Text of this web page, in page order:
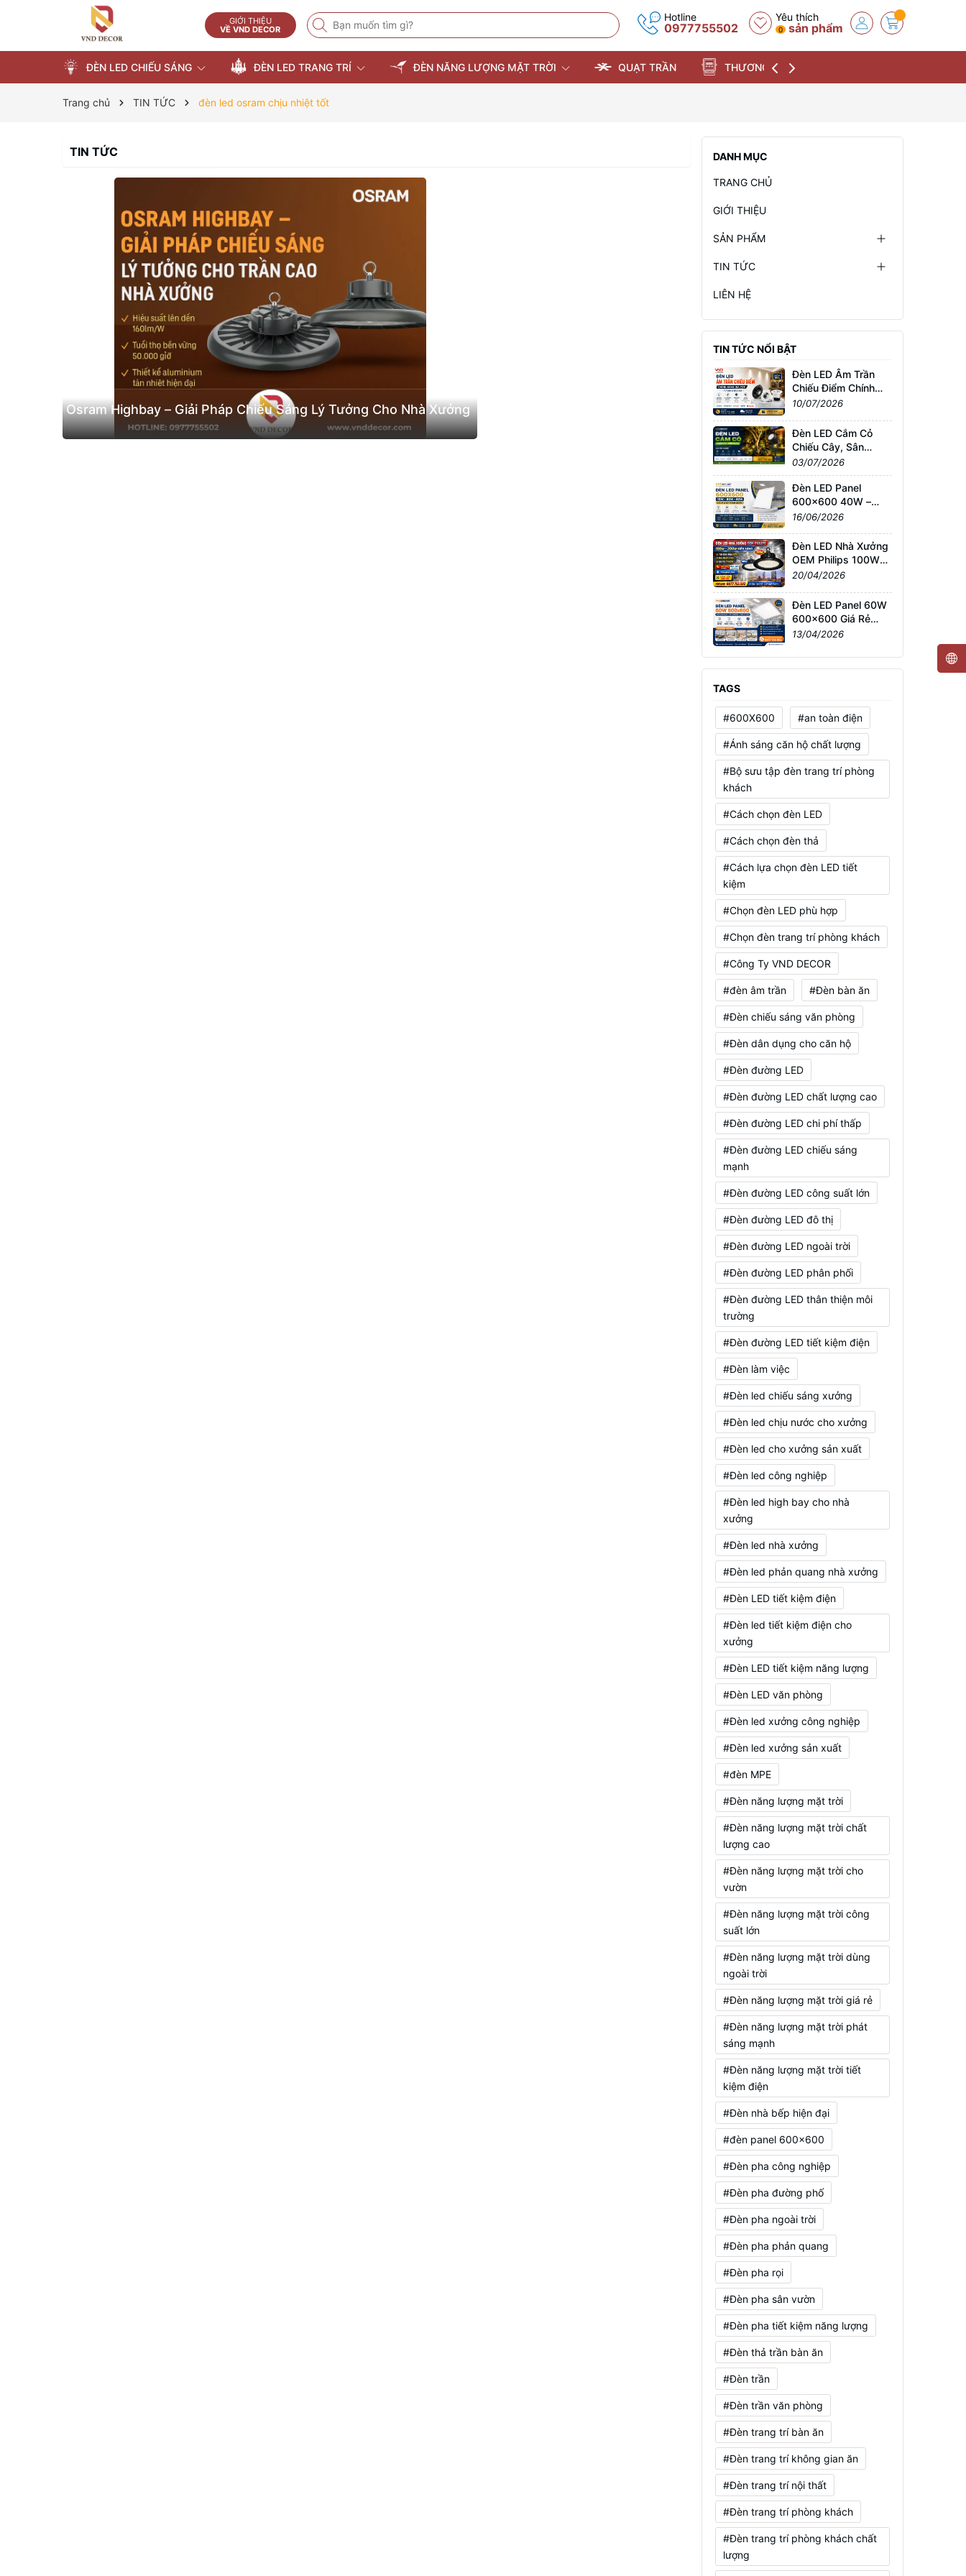
GIỚI THIỆU
VỀ VND DECOR
Hotline
0977755502
Yêu thích
0 sản phẩm
ĐÈN LED CHIẾU SÁNG ĐÈN LED TRANG TRÍ ĐÈN NĂNG LƯỢNG MẶT TRỜI QUẠT TRẦN THƯƠNG HIỆU
Trang chủ TIN TỨC đèn led osram chịu nhiệt tốt
TIN TỨC
Osram Highbay – Giải Pháp Chiếu Sáng Lý Tưởng Cho Nhà Xưởng
DANH MỤC
TRANG CHỦ
GIỚI THIỆU
SẢN PHẨM
TIN TỨC
LIÊN HỆ
TIN TỨC NỔI BẬT
Đèn LED Âm Trần
Chiếu Điểm Chính
Hãng Giá Tốt | Tư
10/07/2026
Đèn LED Cắm Cỏ
Chiếu Cây, Sân
Vườn Giá Tốt –
Chống Nước IP65,
Bảo Hành Chính
Hãng
03/07/2026
Đèn LED Panel
600x600 40W –
60W – 80W Giá Sỉ &
16/06/2026
Đèn LED Nhà Xưởng
OEM Philips 100W–
200W Siêu Sáng –
Hành 3 Năm
20/04/2026
Đèn LED Panel 60W
600x600 Giá Rẻ
TPHCM – Sáng
13/04/2026
TAGS
#600X600 #an toàn điện
#Ánh sáng căn hộ chất lượng
#Bộ sưu tập đèn trang trí phòng
khách
#Cách chọn đèn LED
#Cách chọn đèn thả
#Cách lựa chọn đèn LED tiết
kiệm
#Chọn đèn LED phù hợp
#Chọn đèn trang trí phòng khách
#Công Ty VND DECOR
#đèn âm trần #Đèn bàn ăn
#Đèn chiếu sáng văn phòng
#Đèn dân dụng cho căn hộ
#Đèn đường LED
#Đèn đường LED chất lượng cao
#Đèn đường LED chi phí thấp
#Đèn đường LED chiếu sáng
mạnh
#Đèn đường LED công suất lớn
#Đèn đường LED đô thị
#Đèn đường LED ngoài trời
#Đèn đường LED phân phối
#Đèn đường LED thân thiện môi
trường
#Đèn đường LED tiết kiệm điện
#Đèn làm việc
#Đèn led chiếu sáng xưởng
#Đèn led chịu nước cho xưởng
#Đèn led cho xưởng sản xuất
#Đèn led công nghiệp
#Đèn led high bay cho nhà
xưởng
#Đèn led nhà xưởng
#Đèn led phản quang nhà xưởng
#Đèn LED tiết kiệm điện
#Đèn led tiết kiệm điện cho
xưởng
#Đèn LED tiết kiệm năng lượng
#Đèn LED văn phòng
#Đèn led xưởng công nghiệp
#Đèn led xưởng sản xuất
#đèn MPE
#Đèn năng lượng mặt trời
#Đèn năng lượng mặt trời chất
lượng cao
#Đèn năng lượng mặt trời cho
vườn
#Đèn năng lượng mặt trời công
suất lớn
#Đèn năng lượng mặt trời dùng
ngoài trời
#Đèn năng lượng mặt trời giá rẻ
#Đèn năng lượng mặt trời phát
sáng mạnh
#Đèn năng lượng mặt trời tiết
kiệm điện
#Đèn nhà bếp hiện đại
#đèn panel 600x600
#Đèn pha công nghiệp
#Đèn pha đường phố
#Đèn pha ngoài trời
#Đèn pha phản quang
#Đèn pha rọi
#Đèn pha sân vườn
#Đèn pha tiết kiệm năng lượng
#Đèn thả trần bàn ăn
#Đèn trần
#Đèn trần văn phòng
#Đèn trang trí bàn ăn
#Đèn trang trí không gian ăn
#Đèn trang trí nội thất
#Đèn trang trí phòng khách
#Đèn trang trí phòng khách chất
lượng